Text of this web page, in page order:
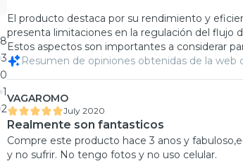
8
3
0
1
2
El producto destaca por su rendimiento y
presenta limitaciones en la regulación del flujo
Estos aspectos son importantes a considerar
Resumen de opiniones obtenidas de la web
VAGAROMO
July 2020
Realmente son fantasticos
Compre este producto hace 3 anos y
y no sufrir. No tengo fotos y no uso celular.